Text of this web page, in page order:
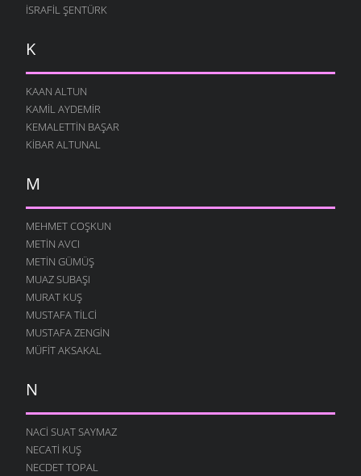
İSRAFIL ŞENTÜRK
K
KAAN ALTUN
KAMIL AYDEMIR
KEMALETTIN BAŞAR
KIBAR ALTUNAL
M
MEHMET COŞKUN
METIN AVCI
METIN GÜMÜŞ
MUAZ SUBAŞI
MURAT KUŞ
MUSTAFA TILCI
MUSTAFA ZENGIN
MÜFIT AKSAKAL
N
NACI SUAT SAYMAZ
NECATI KUŞ
NECDET TOPAL